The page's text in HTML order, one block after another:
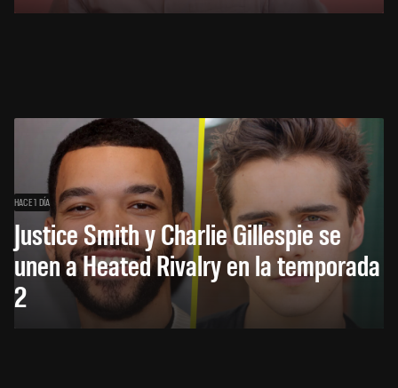
HACE 1 DÍA
Justice Smith y Charlie Gillespie se
unen a Heated Rivalry en la temporada
2